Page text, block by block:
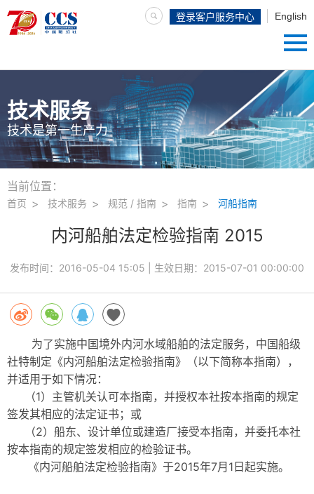
English
登录客户服务中心
技术服务
技术是第一生产力
当前位置：
首页 技术服务 规范 / 指南 指南 河船指南
内河船舶法定检验指南 2015
发布时间： 2016-05-04 15:05 | 生效日期： 2015-07-01 00:00:00
为了实施中国境外内河水域船舶的法定服务，中国船级
社特制定《内河船舶法定检验指南》（以下简称本指南），
并适用于如下情况：
（1）主管机关认可本指南，并授权本社按本指南的规定
签发其相应的法定证书；或
（2）船东、设计单位或建造厂接受本指南，并委托本社
按本指南的规定签发相应的检验证书。
《内河船舶法定检验指南》于2015年7月1日起实施。